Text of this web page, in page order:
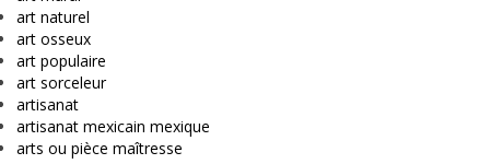
art naturel
art osseux
art populaire
art sorceleur
artisanat
artisanat mexicain mexique
arts ou pièce maîtresse